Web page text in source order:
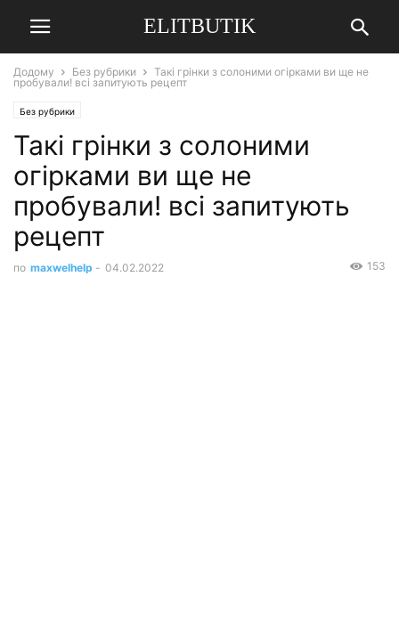
ELITBUTIK
Додому Без рубрики
Такі грінки з солоними огірками ви ще не
пробували! всі запитують рецепт
Без рубрики
Такі грінки з солоними
огірками ви ще не
пробували! всі запитують
рецепт
по maxwelhelp - 04.02.2022 153